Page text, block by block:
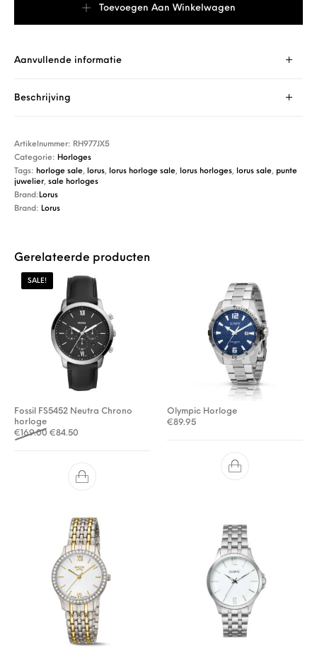
Toevoegen Aan Winkelwagen
Aanvullende informatie
Beschrijving
Artikelnummer: RH977JX5
Categorie: Horloges
Tags: horloge sale, lorus, lorus horloge sale, lorus horloges, lorus sale, punte
juwelier,sale horloges
Brand: Lorus
Brand: Lorus
Gerelateerde producten
SALE!
Fossil FS5452 Neutra Chrono
horloge
€169.00 Oorspronkelijke prijs was: €169.00.
€84.50
Olympic Horloge
€89.95